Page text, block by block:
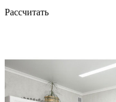
Рассчитать